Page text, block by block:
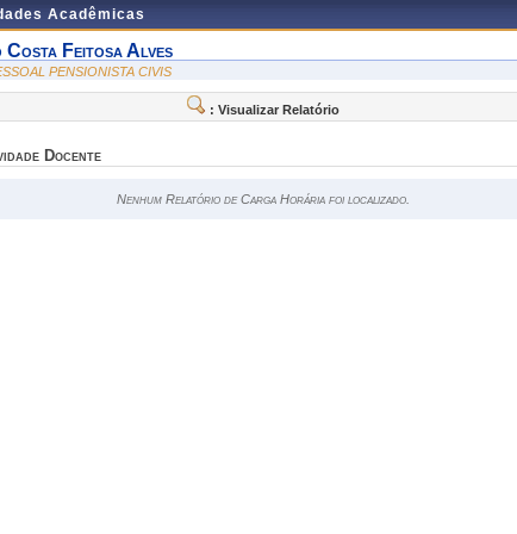
Acadêmicas
Feitosa Alves
PENSIONISTA CIVIS
: Visualizar Relatório
Docente
Nenhum Relatório de Carga Horária foi localizado.